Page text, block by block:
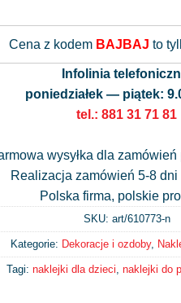
Cena z kodem BAJBAJ to
Infolinia
poniedziałek — piątek:
tel.: 881 31 71 81
wysyłka dla zamówień
Realizacja zamówień 5-8 dni
Polska firma, polskie
SKU: art/610773-n
Kategorie: Dekoracje i ozdoby,
Tagi: naklejki dla dzieci naklejki do